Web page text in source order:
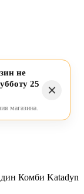
не
25
магазина.
Комби Katadyn